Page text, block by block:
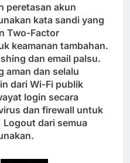
peretasan akun
kata sandi yang
Two-Factor
keamanan tambahan.
dan email palsu.
aman dan selalu
dari Wi-Fi publik
login secara
dan firewall untuk
Logout dari semua